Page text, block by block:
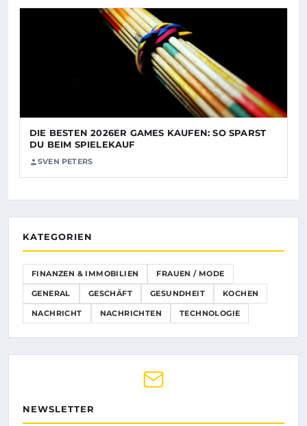
DIE BESTEN 2026ER GAMES KAUFEN: SO SPARST
DU BEIM SPIELEKAUF
SVEN PETERS
KATEGORIEN
FINANZEN & IMMOBILIEN FRAUEN / MODE
GENERAL GESCHÄFT GESUNDHEIT KOCHEN
NACHRICHT NACHRICHTEN TECHNOLOGIE
NEWSLETTER